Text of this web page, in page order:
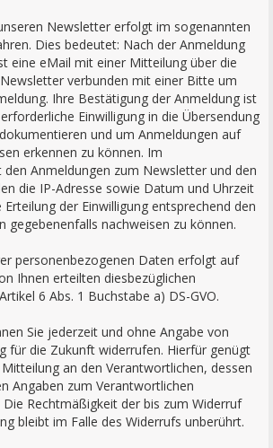
Newsletter erfolgt im sogenannten
Dies bedeutet: Nach der Anmeldung
eine eMail mit einer Mitteilung über die
verbunden mit einer Bitte um
Ihre Bestätigung der Anmeldung ist
Einwilligung in die Übersendung
und um Anmeldungen auf
erkennen zu können. Im
Anmeldungen zum Newsletter und den
die IP-Adresse sowie Datum und Uhrzeit
der Einwilligung entsprechend den
gegebenenfalls nachweisen zu können.
personenbezogenen Daten erfolgt auf
Ihnen erteilten diesbezüglichen
6 Abs. 1 Buchstabe a) DS-GVO.
Sie jederzeit und ohne Angabe von
für die Zukunft widerrufen. Hierfür genügt
an den Verantwortlichen, dessen
Angaben zum Verantwortlichen
Rechtmäßigkeit der bis zum Widerruf
bleibt im Falle des Widerrufs unberührt.